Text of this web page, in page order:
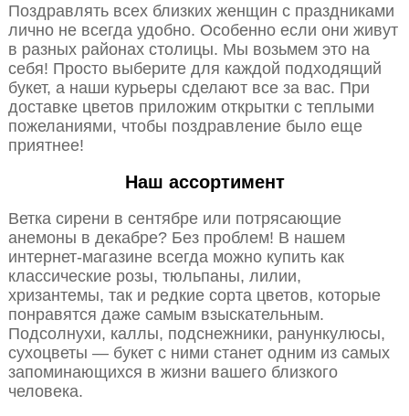
Поздравлять всех близких женщин с праздниками
лично не всегда удобно. Особенно если они живут
в разных районах столицы. Мы возьмем это на
себя! Просто выберите для каждой подходящий
букет, а наши курьеры сделают все за вас. При
доставке цветов приложим открытки с теплыми
пожеланиями, чтобы поздравление было еще
приятнее!
Наш ассортимент
Ветка сирени в сентябре или потрясающие
анемоны в декабре? Без проблем! В нашем
интернет-магазине всегда можно купить как
классические розы, тюльпаны, лилии,
хризантемы, так и редкие сорта цветов, которые
понравятся даже самым взыскательным.
Подсолнухи, каллы, подснежники, ранункулюсы,
сухоцветы — букет с ними станет одним из самых
запоминающихся в жизни вашего близкого
человека.